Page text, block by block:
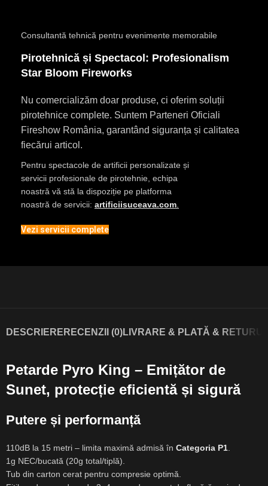
Consultantă tehnică pentru evenimente memorabile
Pirotehnică și Spectacol: Profesionalism
Star Bloom Fireworks
Nu comercializăm doar produse, ci oferim soluții
pirotehnice complete. Suntem Parteneri Oficiali
Fireshow România, garantând siguranța și calitatea
fiecărui articol.
Pentru spectacole de artificii personalizate și
servicii profesionale de pirotehnie, echipa
noastră vă stă la dispoziție pe platforma
noastră de servicii: artificiisuceava.com
Vezi servicii complete
DESCRIERE RECENZII (0)LIVRARE & PLATĂ &
Petarde Pyro King – Emițător de
Sunet, protecție eficientă și sigură
Putere și performanță
110dB la 15 metri – limita maximă admisă în Categoria P1
1g NEC/bucată (20g total/tiplă).
Tub din carton cerat pentru compresie optimă.